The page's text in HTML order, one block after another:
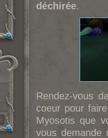
déchirée.
Rendez-vous
coeur pour
Myosotis que
vous demande